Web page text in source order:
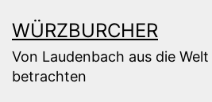
Inhalt
springen
WÜRZBURCHER
Von Laudenbach aus die Welt
betrachten